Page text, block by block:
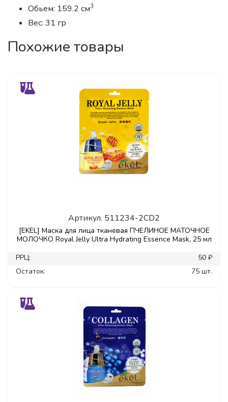
Обьем: 159.2 см3
Вес: 31 гр
Похожие товары
Артикул. 511234-2CD2
[EKEL] Маска для лица тканевая ПЧЕЛИНОЕ МАТОЧНОЕ
МОЛОЧКО Royal Jelly Ultra Hydrating Essence Mask, 25 мл
РРЦ:
50 ₽
Остаток:
75 шт.